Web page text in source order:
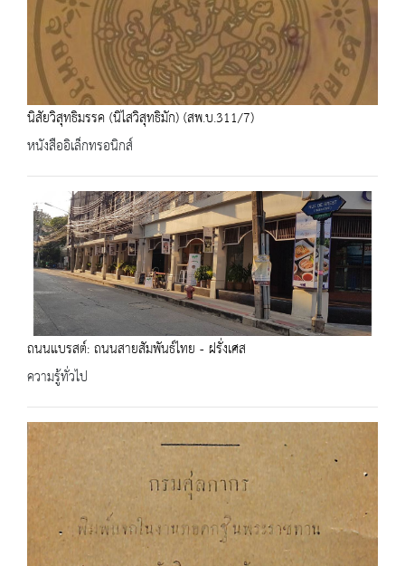
นิสัยวิสุทธิมรรค (นิไสวิสุทธิมัก) (สพ.บ.311/7)
หนังสืออิเล็กทรอนิกส์
ถนนแบรสต์: ถนนสายสัมพันธ์ไทย - ฝรั่งเศส
ความรู้ทั่วไป